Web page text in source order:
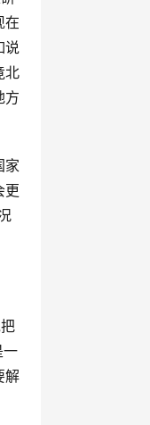
在
说
北
方
家
更
一
解